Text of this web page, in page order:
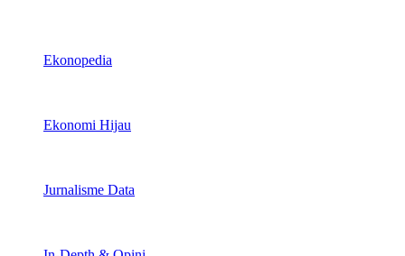
Ekonopedia
Ekonomi Hijau
Jurnalisme Data